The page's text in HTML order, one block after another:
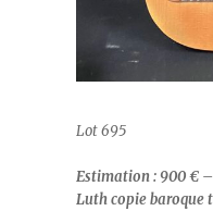
Lot 695
Estimation : 900 €
Luth copie baroque